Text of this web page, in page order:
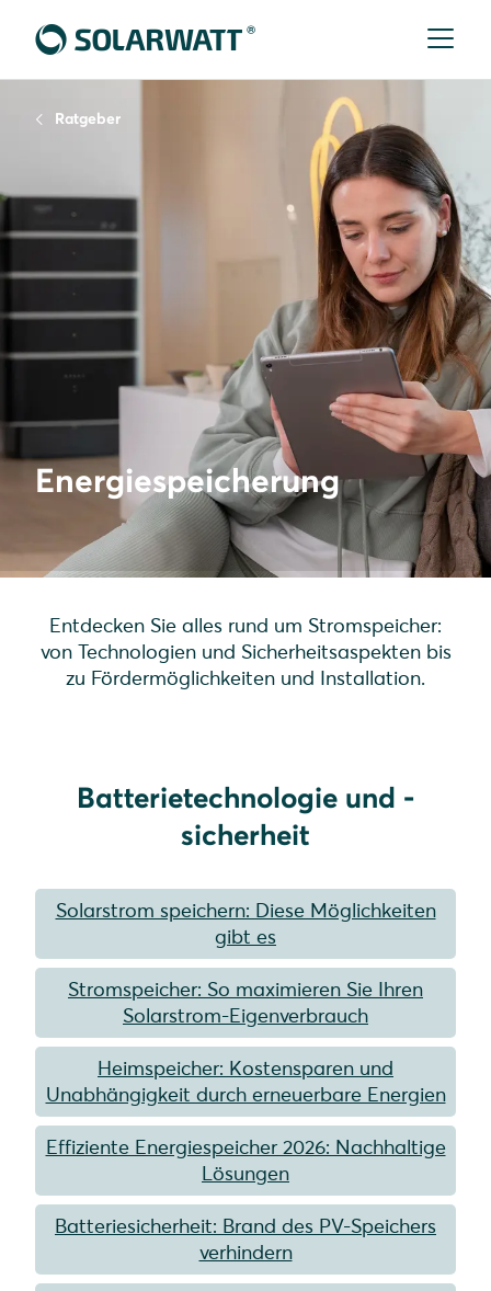
Ratgeber
Energiespeicherung
Entdecken Sie alles rund um Stromspeicher:
von Technologien und Sicherheitsaspekten bis
zu Fördermöglichkeiten und Installation.
Batterietechnologie und -
sicherheit
Solarstrom speichern: Diese Möglichkeiten
gibt es
Stromspeicher: So maximieren Sie Ihren
Solarstrom-Eigenverbrauch
Heimspeicher: Kostensparen und
Unabhängigkeit durch erneuerbare Energien
Effiziente Energiespeicher 2026: Nachhaltige
Lösungen
Batteriesicherheit: Brand des PV-Speichers
verhindern